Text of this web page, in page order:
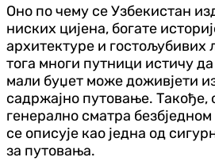
Оно по чему се Узбекистан
ниских цијена, богате
архитектуре и гостољубивих
тога многи путници истичу
мали буџет може доживјети
садржајно путовање. Такође,
генерално сматра
се описује као једна од
за путовања.